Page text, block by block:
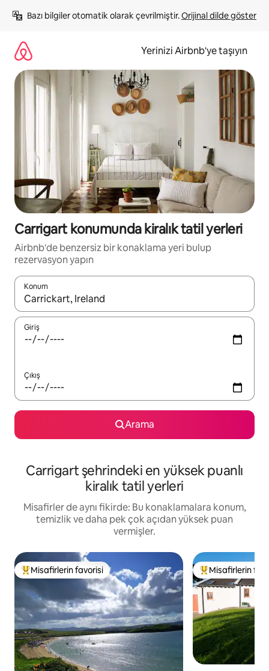
atla
Bazı bilgiler otomatik olarak çevrilmiştir. Orijinal dilde göster
Yerinizi Airbnb'ye taşıyın
Carrigart konumunda kiralık tatil yerleri
Airbnb'de benzersiz bir konaklama yeri bulup
rezervasyon yapın
Konum
Sonuçlar kullanılabilir olduğunda yukarı ve aşağı oklarıyla
Giriş
Çıkış
Arama
Carrigart şehrindeki en yüksek puanlı
kiralık tatil yerleri
Misafirler de aynı fikirde: Bu konaklamalara konum,
temizlik ve daha pek çok açıdan yüksek puan
vermişler.
Misafirlerin favorilerinden en beğenilenler arasında
Misafirlerin favorisi Misafirlerin
Misafirlerin